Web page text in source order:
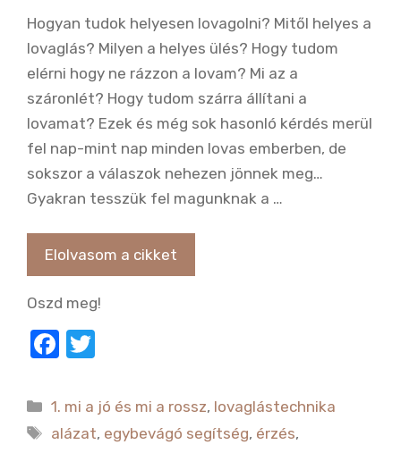
Hogyan tudok helyesen lovagolni? Mitől helyes a
lovaglás? Milyen a helyes ülés? Hogy tudom
elérni hogy ne rázzon a lovam? Mi az a
száronlét? Hogy tudom szárra állítani a
lovamat? Ezek és még sok hasonló kérdés merül
fel nap-mint nap minden lovas emberben, de
sokszor a válaszok nehezen jönnek meg…
Gyakran tesszük fel magunknak a …
Elolvasom a cikket
Oszd meg!
F
c
e
it
te
Kategória
1. mi a jó és mi a rossz, lovaglástechnika
Címkék
alázat, egybevágó segítség, érzés,